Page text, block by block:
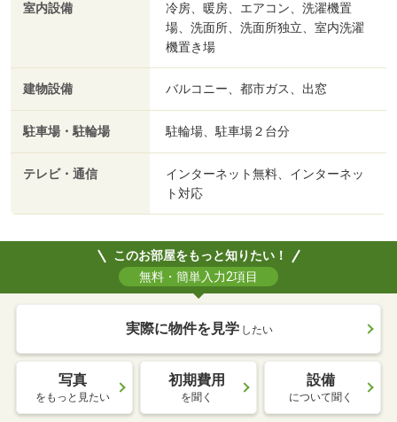
室内設備
冷房、暖房、エアコン、洗濯機置
場、洗面所、洗面所独立、室内洗濯
機置き場
建物設備 バルコニー、都市ガス、出窓
駐車場・駐輪場 駐輪場、駐車場２台分
テレビ・通信
インターネット無料、インターネッ
ト対応
このお部屋をもっと知りたい！
無料・簡単入力2項目
実際に物件を見学 したい
写真
をもっと見たい
初期費用
を聞く
設備
について聞く